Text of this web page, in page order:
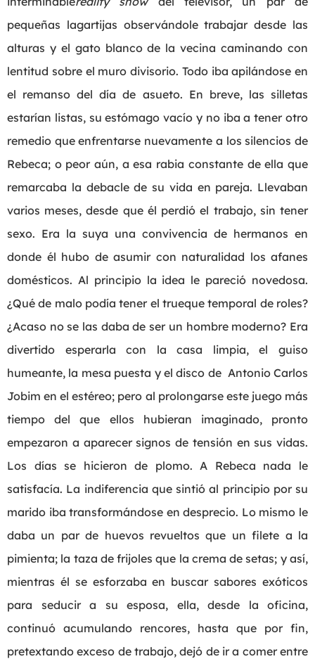
pequeñas lagartijas observándole trabajar desde las
alturas y el gato blanco de la vecina caminando con
lentitud sobre el muro divisorio. Todo iba apilándose en
el remanso del día de asueto. En breve, las silletas
estarían listas, su estómago vacío y no iba a tener otro
remedio que enfrentarse nuevamente a los silencios de
Rebeca; o peor aún, a esa rabia constante de ella que
remarcaba la debacle de su vida en pareja. Llevaban
varios meses, desde que él perdió el trabajo, sin tener
sexo. Era la suya una convivencia de hermanos en
donde él hubo de asumir con naturalidad los afanes
domésticos. Al principio la idea le pareció novedosa.
¿Qué de malo podía tener el trueque temporal de roles?
¿Acaso no se las daba de ser un hombre moderno? Era
divertido esperarla con la casa limpia, el guiso
humeante, la mesa puesta y el disco de Antonio Carlos
Jobim en el estéreo; pero al prolongarse este juego más
tiempo del que ellos hubieran imaginado, pronto
empezaron a aparecer signos de tensión en sus vidas.
Los días se hicieron de plomo. A Rebeca nada le
satisfacía. La indiferencia que sintió al principio por su
marido iba transformándose en desprecio. Lo mismo le
daba un par de huevos revueltos que un filete a la
pimienta; la taza de frijoles que la crema de setas; y así,
mientras él se esforzaba en buscar sabores exóticos
para seducir a su esposa, ella, desde la oficina,
continuó acumulando rencores, hasta que por fin,
pretextando exceso de trabajo, dejó de ir a comer entre